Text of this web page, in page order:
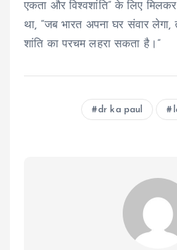
एकता और विश्वशांति” के लिए
था, “जब भारत अपना घर संवार
शांति का परचम लहरा सकता है।”
dr ka paul